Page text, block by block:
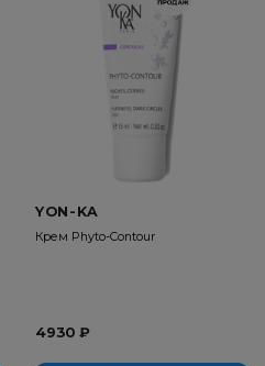
YON-KA
Крем Phyto-Contour
4930 ₽